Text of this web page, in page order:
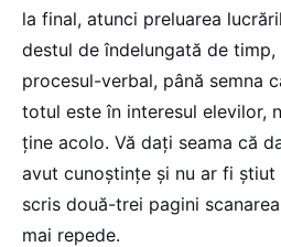
la final, atunci preluarea
destul de îndelungată de
procesul-verbal, până semna
totul este în interesul elevilor,
ține acolo. Vă dați seama că
avut cunoștințe și nu ar fi știut
scris două-trei pagini
mai repede.